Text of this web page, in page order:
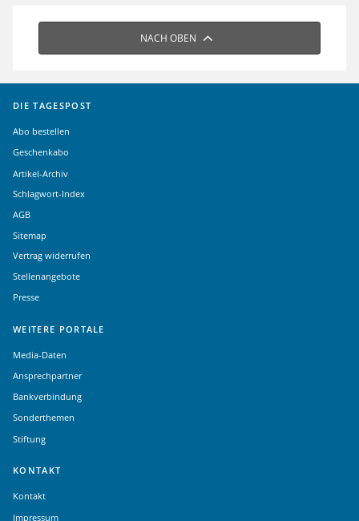
NACH OBEN
DIE TAGESPOST
Abo bestellen
Geschenkabo
Artikel-Archiv
Schlagwort-Index
AGB
Sitemap
Vertrag widerrufen
Stellenangebote
Presse
WEITERE PORTALE
Media-Daten
Ansprechpartner
Bankverbindung
Sonderthemen
Stiftung
KONTAKT
Kontakt
Impressum